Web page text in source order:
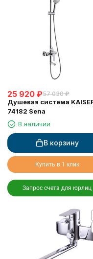
25 920 ₽57 030 ₽
Душевая система
74182 Sena
В наличии
В корзину
Купить в 1 клик
Запрос счета для юрлиц